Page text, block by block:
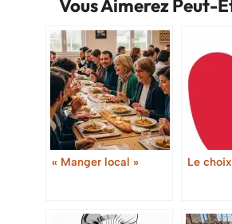
Vous Aimerez Peut-
« Manger local » Le